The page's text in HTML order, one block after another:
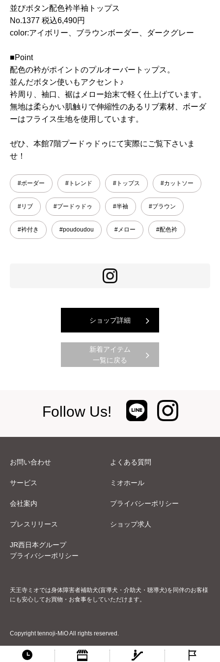
並びボタン配色衿半袖トップス
No.1377 税込6,490円
color:アイボリー、ブラウンボーダー、ダークグレー
■Point
配色の衿がポイントのプルオーバートップス。
並んだボタン使いもアクセント♪
衿周り、袖口、裾はメロー始末で軽く仕上げています。
無地は柔らかい肌触りで伸縮性のあるリブ素材、ボーダ
ーはフライス生地を使用しています。
ぜひ、本館7階プードゥドゥにて実際にご覧下さいま
せ！
#ボーダー #トレンド #トップス #カットソー
#リブ #プードゥドゥ #半袖 #ブラウン
#衿付き #poudoudou #メロー #配色衿
ショップ詳細
新着アイテム
一覧に戻る
Follow Us!
お問い合わせ よくある質問
サービス ミオホール
会社案内 プライバシーポリシー
プレスリリース ショップ求人
JR西日本グループ
プライバシーポリシー
天王寺ミオでは身体障害者補助犬(盲導犬・介助犬・聴導犬)を同伴のお客様
にも安心してお買物・お食事をしていただけます。
Copyright tennoji-MiO All rights reserved.